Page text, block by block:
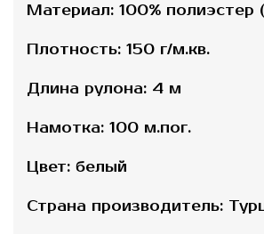
Материал: 100% полиэстер
Плотность: 150 г/м.кв.
Длина рулона: 4 м
Намотка: 100 м.пог.
Цвет: белый
Страна производитель: